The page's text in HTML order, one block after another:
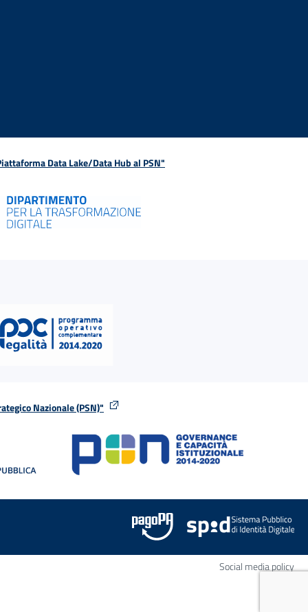
Data Lake/Data Hub al PSN"
Nazionale (PSN)"
stessa finestra
Social media policy